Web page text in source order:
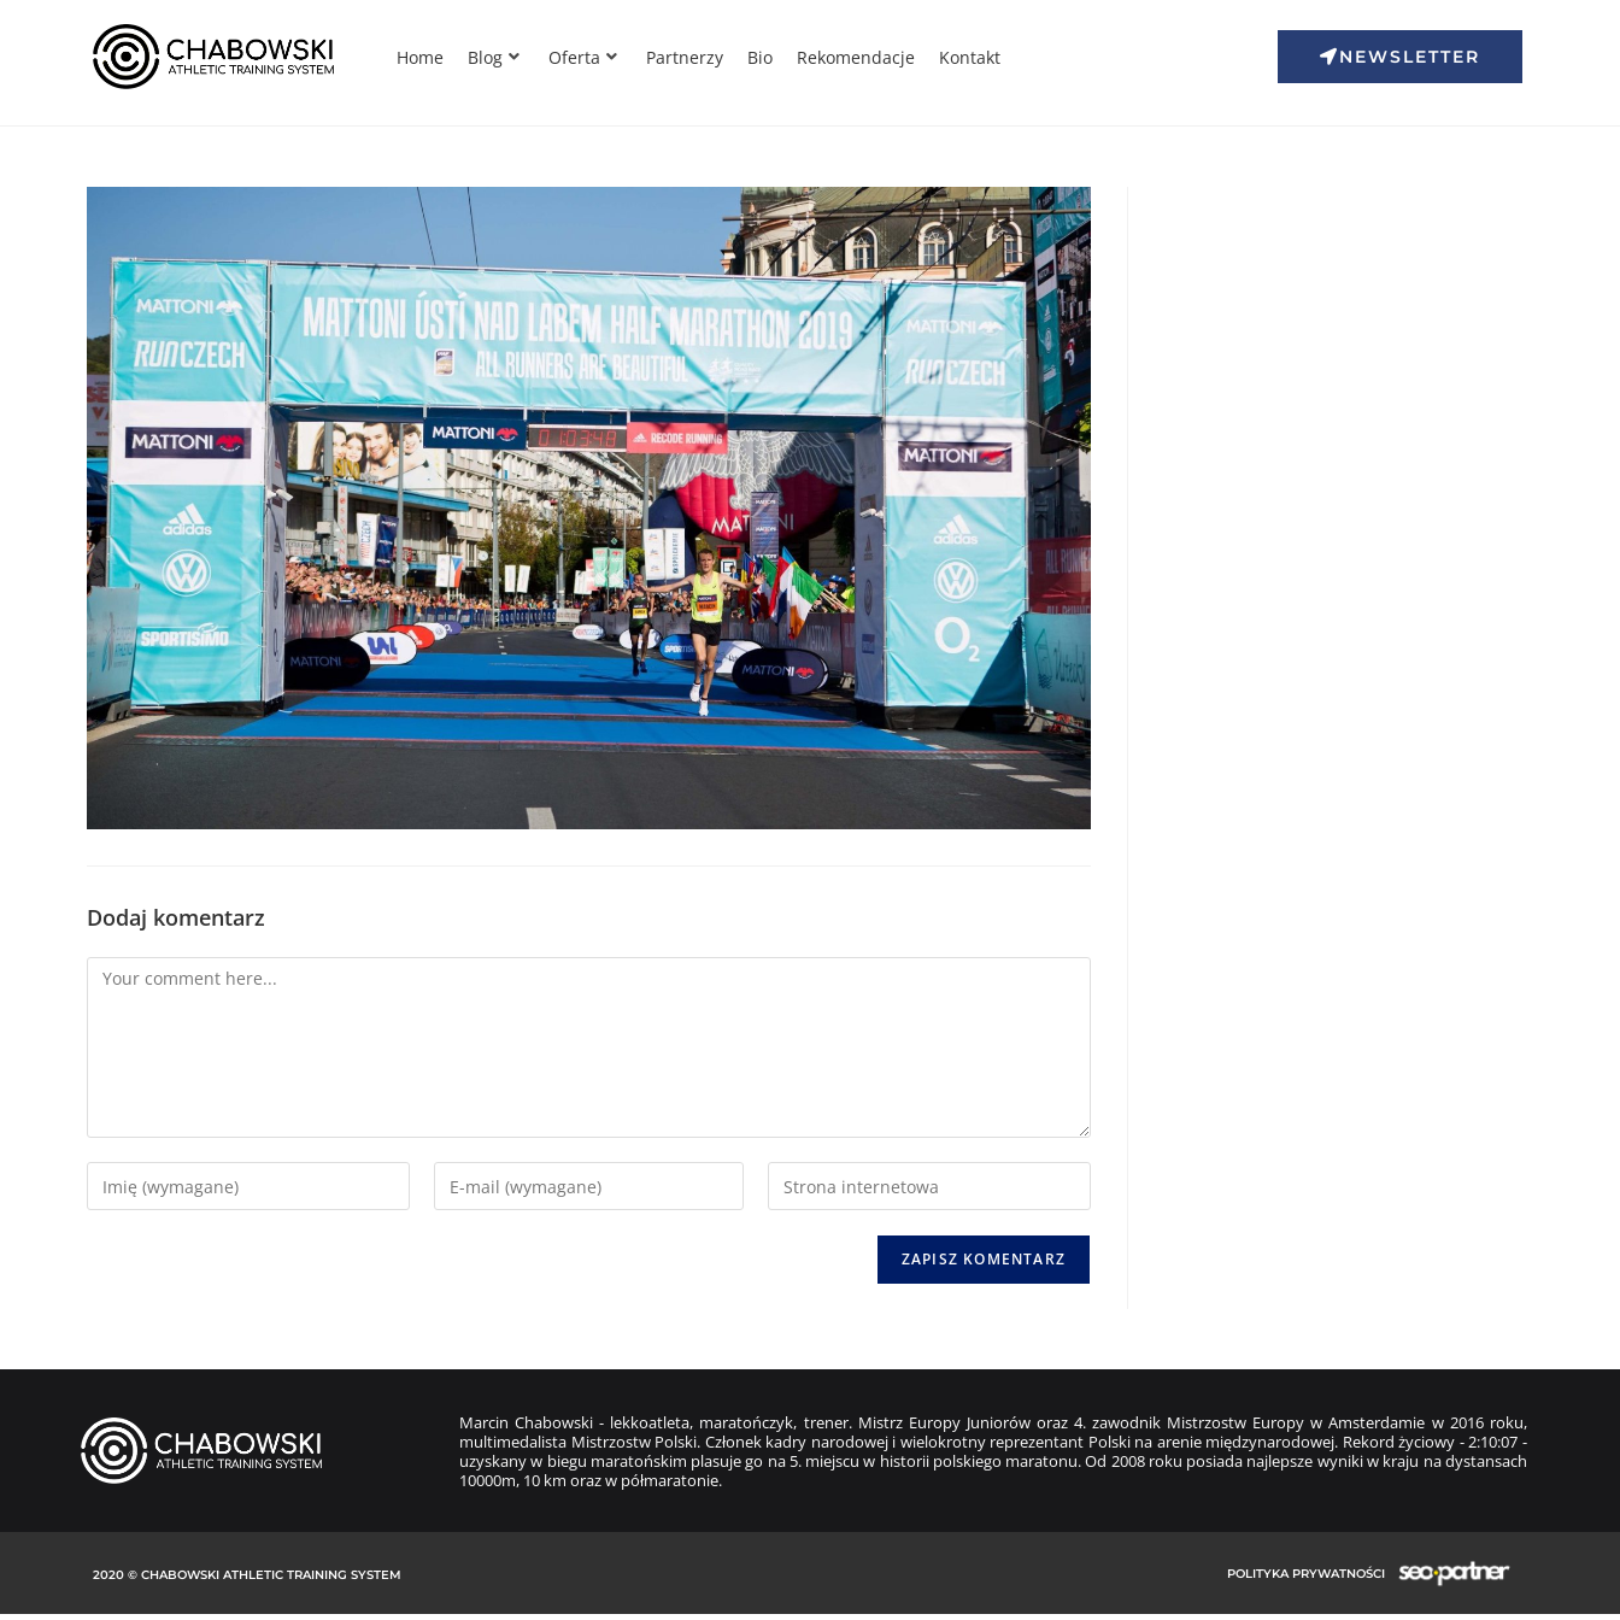
Home Blog Oferta Partnerzy Bio Rekomendacje Kontakt NEWSLETTER
Dodaj komentarz
Marcin Chabowski - lekkoatleta, maratończyk, trener. Mistrz Europy Juniorów oraz 4. zawodnik Mistrzostw Europy w Amsterdamie w 2016 roku,
multimedalista Mistrzostw Polski. Członek kadry narodowej i wielokrotny reprezentant Polski na arenie międzynarodowej. Rekord życiowy - 2:10:07 -
uzyskany w biegu maratońskim plasuje go na 5. miejscu w historii polskiego maratonu. Od 2008 roku posiada najlepsze wyniki w kraju na dystansach
10000m, 10 km oraz w półmaratonie.
2020 © CHABOWSKI ATHLETIC TRAINING SYSTEM POLITYKA PRYWATNOŚCI